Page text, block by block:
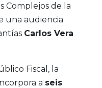
Complejos de la
una audiencia
Carlos Vera
Fiscal, la
a seis